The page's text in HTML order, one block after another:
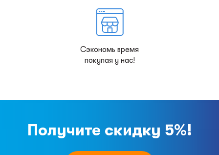
Сэкономь время
покупая у нас!
Получите скидку 5%!